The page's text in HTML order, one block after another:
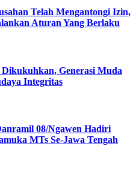
Telah Mengantongi Izin,
Aturan Yang Berlaku
Generasi Muda
Integritas
08/Ngawen Hadiri
MTs Se-Jawa Tengah